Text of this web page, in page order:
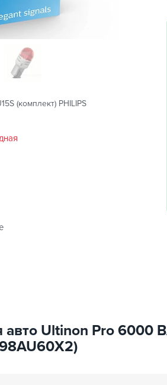
(комплект) PHILIPS
Ultinon Pro 6000